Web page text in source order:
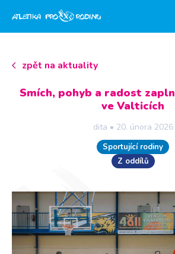
zpět na aktuality
Smích, pohyb a radost
ve Valticích
dita • 20. února 2026
Sportující rodiny
Z oddílů